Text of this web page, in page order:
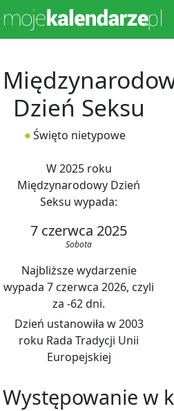
Dzień Seksu
Święto nietypowe
W 2025 roku
Międzynarodowy Dzień
Seksu wypada:
7 czerwca 2025
Sobota
Najbliższe wydarzenie
wypada 7 czerwca 2026, czyli
za -62 dni.
Dzień ustanowiła w 2003
roku Rada Tradycji Unii
Europejskiej
Występowanie w